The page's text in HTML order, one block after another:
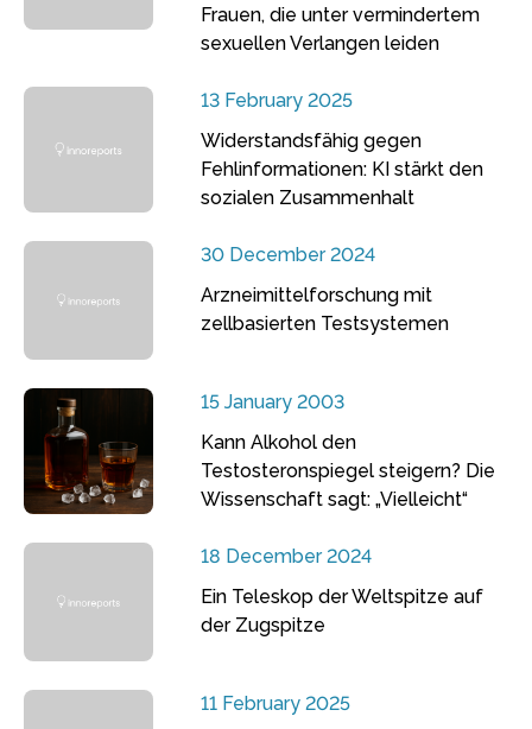
Frauen, die unter vermindertem
sexuellen Verlangen leiden
13 February 2025
Widerstandsfähig gegen
Fehlinformationen: KI stärkt den
sozialen Zusammenhalt
30 December 2024
Arzneimittelforschung mit
zellbasierten Testsystemen
15 January 2003
Kann Alkohol den
Testosteronspiegel steigern? Die
Wissenschaft sagt: „Vielleicht“
18 December 2024
Ein Teleskop der Weltspitze auf
der Zugspitze
11 February 2025